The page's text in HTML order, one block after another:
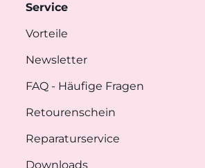
Service
Vorteile
Newsletter
FAQ - Häufige Fragen
Retourenschein
Reparaturservice
Downloads